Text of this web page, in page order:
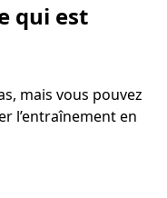
qui est
mais vous pouvez
l’entraînement en